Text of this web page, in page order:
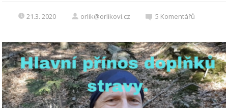
21.3. 2020 orlik@orlikovi.cz 5 Komentářů